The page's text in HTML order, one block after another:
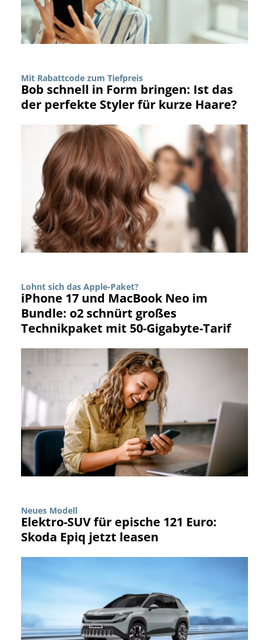
Mit Rabattcode zum Tiefpreis
Bob schnell in Form bringen: Ist das
der perfekte Styler für kurze Haare?
Lohnt sich das Apple-Paket?
iPhone 17 und MacBook Neo im
Bundle: o2 schnürt großes
Technikpaket mit 50-Gigabyte-Tarif
Neues Modell
Elektro-SUV für epische 121 Euro:
Skoda Epiq jetzt leasen